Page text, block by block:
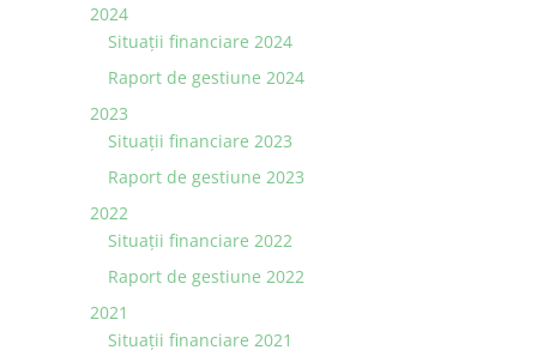
2024
Situaţii financiare 2024
Raport de gestiune 2024
2023
Situaţii financiare 2023
Raport de gestiune 2023
2022
Situaţii financiare 2022
Raport de gestiune 2022
2021
Situaţii financiare 2021